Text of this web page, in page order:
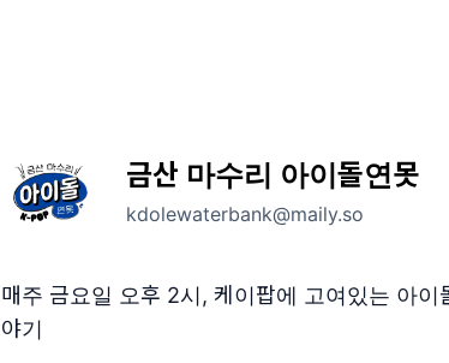
금산 마수리 아이돌연못
kdolewaterbank@maily.so
매주 금요일 오후 2시, 케이팝에 고여있는 아이
야기